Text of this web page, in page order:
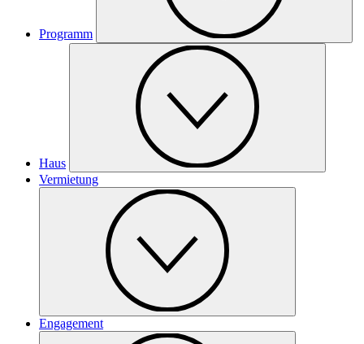
Programm
Haus
Vermietung
Engagement